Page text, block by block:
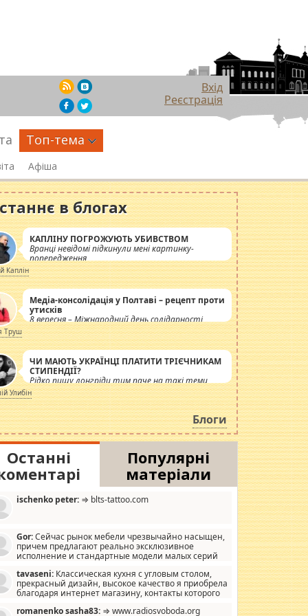
Вхід
Реєстрація
Топ-тема
Афіша
в блогах
КАПЛІНУ ПОГРОЖУЮТЬ УБИВСТВОМ
Вранці невідомі підкинули мені картинку-
попередження
Каплін
Медіа-консолідація у Полтаві – рецепт проти
утисків
8 вересня – Міжнародний день солідарності
журналістів.
Труш
ЧИ МАЮТЬ УКРАЇНЦІ ПЛАТИТИ ТРІЄЧНИКАМ
СТИПЕНДІЇ?
Рідко пишу лонгріди тим паче на такі теми,
але вже просто дістало! Обурюють сьогоднішні
інсенуації навколо стипендіального питання.
Штучно роздувається ще одна соціальна
катастрофа.
Улибін
Блоги
Останні
Популярні
матеріали
ischenko peter: ⇒ blts-tattoo.com
Gor:Сейчас рынок мебели чрезвычайно насыщен,
причем предлагают реально эксклюзивное
исполнение и стандартные модели малых серий
мало походит на стандартные формы, в MebelOk,
и что главное - со вкусом все в порядке,
ненужных наворотов удорожающих мебель, а это не
tavaseni: Классическая кухня с угловым столом,
прекрасный дизайн, высокое качество я приобрела
благодаря интернет магазину, контакты которого
romanenko sasha83: ⇒ www.radiosvoboda.org